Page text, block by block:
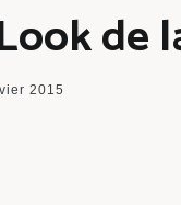
de
2015